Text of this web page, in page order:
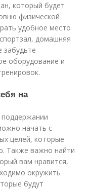
который будет
физической
удобное место
домашняя
забудьте
оборудование и
на
начать с
целей, которые
Также важно найти
вам нравится,
окружить
будут